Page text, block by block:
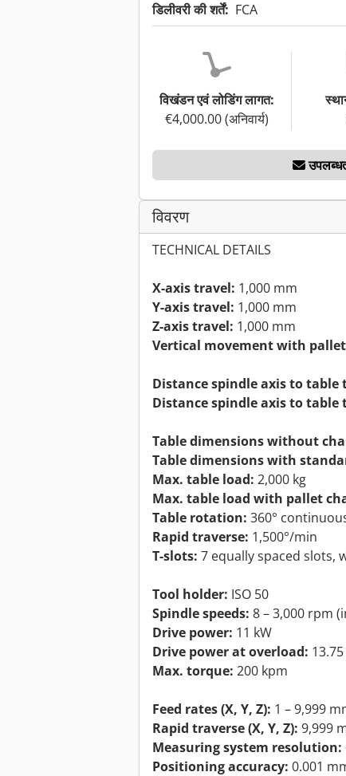
डिलीवरी की शर्तें: FCA
विखंडन एवं लोडिंग लागत:
€4,000.00 (अनिवार्य)
विवरण
TECHNICAL DETAILS
X-axis travel: 1,000 mm
Y-axis travel: 1,000 mm
Z-axis travel: 1,000 mm
Vertical movement with pallet
Distance spindle axis to table
Distance spindle axis to table
Table dimensions without
Table dimensions with
Max. table load: 2,000 kg
Max. table load with pallet
Table rotation: 360°
Rapid traverse: 1,500°/min
T-slots: 7 equally spaced slots,
Tool holder: ISO 50
Spindle speeds: 8 – 3,000 rpm
Drive power: 11 kW
Drive power at overload:
Max. torque: 200 kpm
Feed rates (X, Y, Z): 1 – 9,999
Rapid traverse (X, Y, Z): 9,999
Measuring system resolution:
Positioning accuracy: 0.001